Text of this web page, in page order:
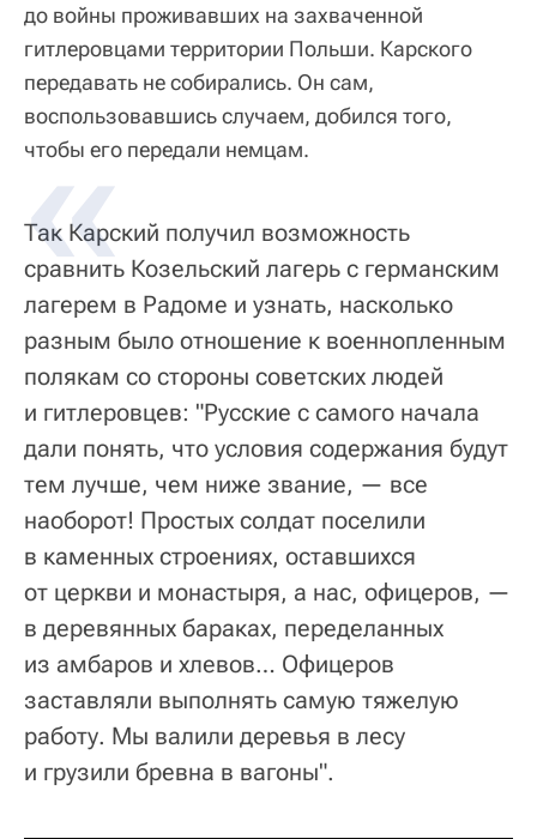
до войны проживавших на захваченной
гитлеровцами территории Польши. Карского
передавать не собирались. Он сам,
воспользовавшись случаем, добился того,
чтобы его передали немцам.
Так Карский получил возможность
сравнить Козельский лагерь с германским
лагерем в Радоме и узнать, насколько
разным было отношение к военнопленным
полякам со стороны советских людей
и гитлеровцев: "Русские с самого начала
дали понять, что условия содержания будут
тем лучше, чем ниже звание, — все
наоборот! Простых солдат поселили
в каменных строениях, оставшихся
от церкви и монастыря, а нас, офицеров, —
в деревянных бараках, переделанных
из амбаров и хлевов… Офицеров
заставляли выполнять самую тяжелую
работу. Мы валили деревья в лесу
и грузили бревна в вагоны".